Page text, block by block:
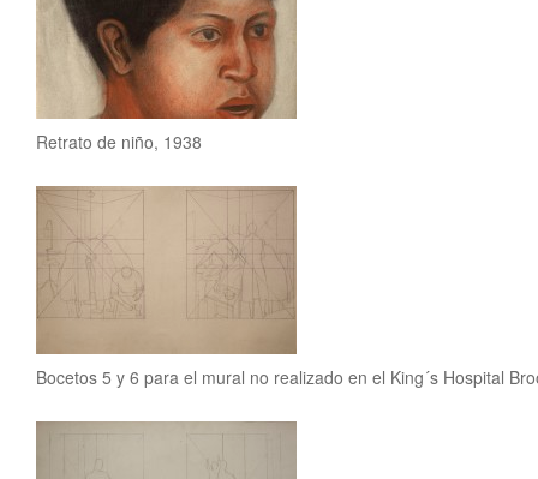
Retrato de niño, 1938
Bocetos 5 y 6 para el mural no realizado en el King´s Hospital